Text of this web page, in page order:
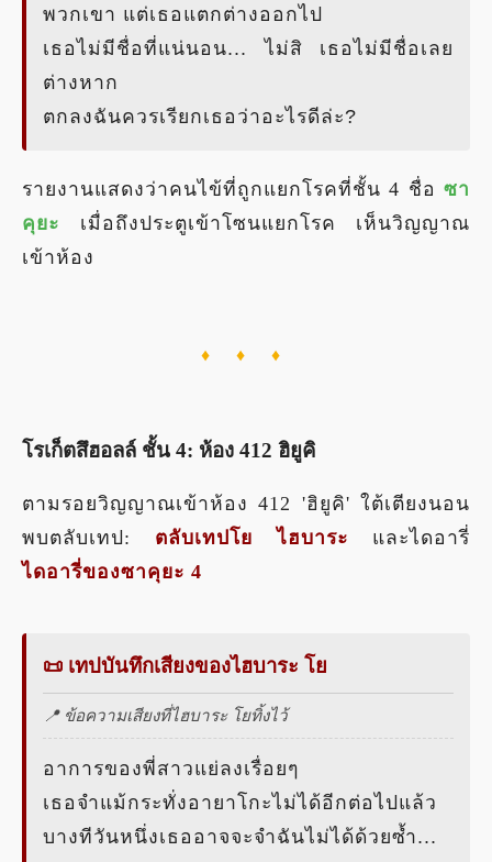
พวกเขา แต่เธอแตกต่างออกไป
เธอไม่มีชื่อที่แน่นอน... ไม่สิ เธอไม่มีชื่อเลย
ต่างหาก
ตกลงฉันควรเรียกเธอว่าอะไรดีล่ะ?
รายงานแสดงว่าคนไข้ที่ถูกแยกโรคที่ชั้น 4 ชื่อ ซา
คุยะ เมื่อถึงประตูเข้าโซนแยกโรค เห็นวิญญาณ
เข้าห้อง
♦ ♦ ♦
โรเก็ตสึฮอลล์ ชั้น 4: ห้อง 412 ฮิยูคิ
ตามรอยวิญญาณเข้าห้อง 412 'ฮิยูคิ' ใต้เตียงนอน
พบตลับเทป: ตลับเทปโย ไฮบาระ และไดอารี่
ไดอารี่ของซาคุยะ 4
📜 เทปบันทึกเสียงของไฮบาระ โย
📍 ข้อความเสียงที่ไฮบาระ โยทิ้งไว้
อาการของพี่สาวแย่ลงเรื่อยๆ
เธอจำแม้กระทั่งอายาโกะไม่ได้อีกต่อไปแล้ว
บางทีวันหนึ่งเธออาจจะจำฉันไม่ได้ด้วยซ้ำ...